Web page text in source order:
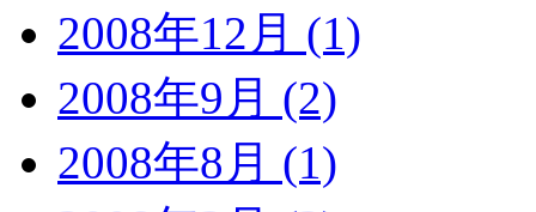
2008年12月 (1)
2008年9月 (2)
2008年8月 (1)